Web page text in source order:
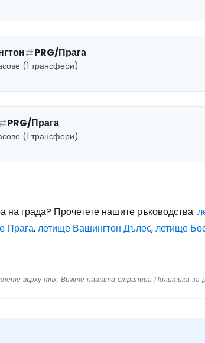
PRG/Прага
(1 трансфери)
PRG/Прага
(1 трансфери)
на града? Прочетете нашите ръководства:
Прага,летище Вашингтон Дълес,летище
върху тях. Вижте нашата страница Политика за